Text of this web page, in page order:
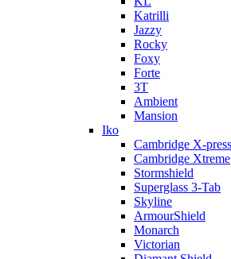
Katrilli
Jazzy
Rocky
Foxy
Forte
3T
Ambient
Mansion
Iko
Cambridge X-press
Cambridge Xtreme
Stormshield
Superglass 3-Tab
Skyline
ArmourShield
Monarch
Victorian